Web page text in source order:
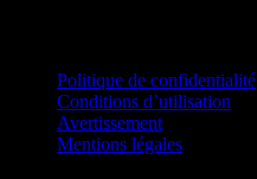
Politique de confidentialité
Conditions d’utilisation
Avertissement
Mentions légales